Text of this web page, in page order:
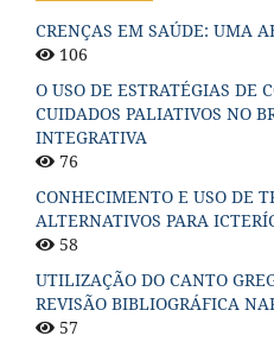
CRENÇAS EM SAÚDE: UMA
106
O USO DE ESTRATÉGIAS DE
CUIDADOS PALIATIVOS NO
INTEGRATIVA
76
CONHECIMENTO E USO DE
ALTERNATIVOS PARA
58
UTILIZAÇÃO DO CANTO
REVISÃO BIBLIOGRÁFICA
57